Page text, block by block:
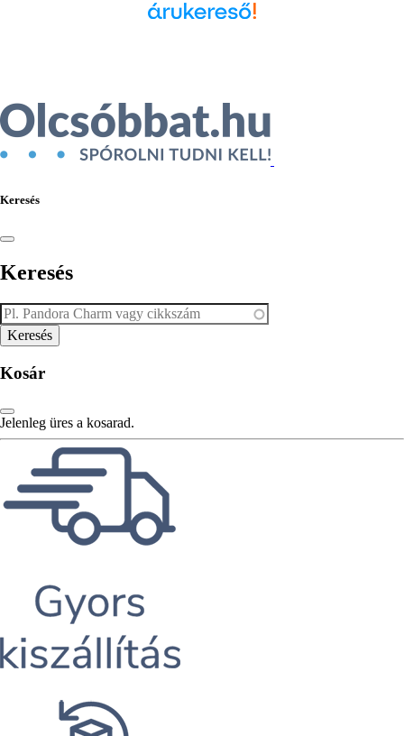
Keresés
Keresés
Kosár
Jelenleg üres a kosarad.